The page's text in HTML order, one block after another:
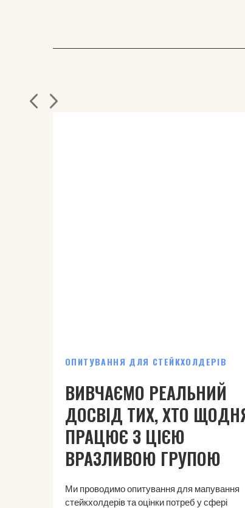
ОПИТУВАННЯ ДЛЯ СТЕЙКХОЛДЕРІВ
ВИВЧАЄМО РЕАЛЬНИЙ
ДОСВІД ТИХ, ХТО
ПРАЦЮЄ З ЦІЄЮ
ВРАЗЛИВОЮ ГРУПОЮ
Ми проводимо опитування для мапування
стейкхолдерів та оцінки потреб у сфері